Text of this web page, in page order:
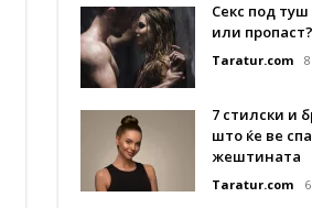
Секс под
или пропаст?
Taratur.com
7 стилски и
што ќе ве
жештината
Taratur.com